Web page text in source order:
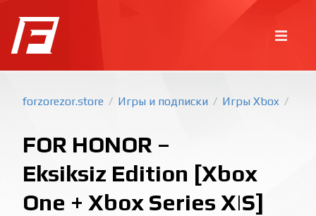
forzorezor.store / Игры и подписки / Игры Xbox /
FOR HONOR –
Eksiksiz Edition [Xbox
One + Xbox Series X|S]